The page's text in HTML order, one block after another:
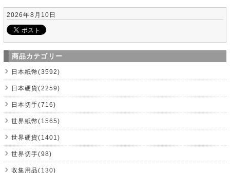
2026年8月10日
商品カテゴリー
日本紙幣(3592)
日本硬貨(2259)
日本切手(716)
世界紙幣(1565)
世界硬貨(1401)
世界切手(98)
収集用品(130)